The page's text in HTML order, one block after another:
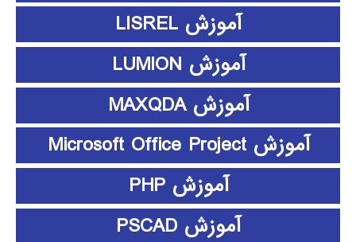
آموزش LISREL
آموزش LUMION
آموزش MAXQDA
آموزش Microsoft Office Project
آموزش PHP
آموزش PSCAD